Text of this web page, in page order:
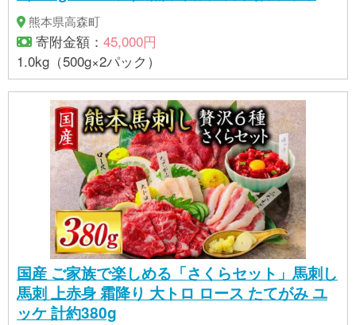
熊本県高森町
寄附金額： 45,000円
1.0kg（500g×2パック）
国産 ご家族で楽しめる「さくらセット」馬刺し
馬刺 上赤身 霜降り 大トロ ロース たてがみ ユ
ッケ 計約380g